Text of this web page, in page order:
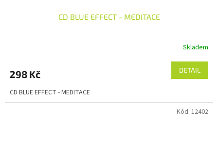
CD BLUE EFFECT - MEDITACE
Skladem
298 Kč DETAIL
CD BLUE EFFECT - MEDITACE
Kód: 12402